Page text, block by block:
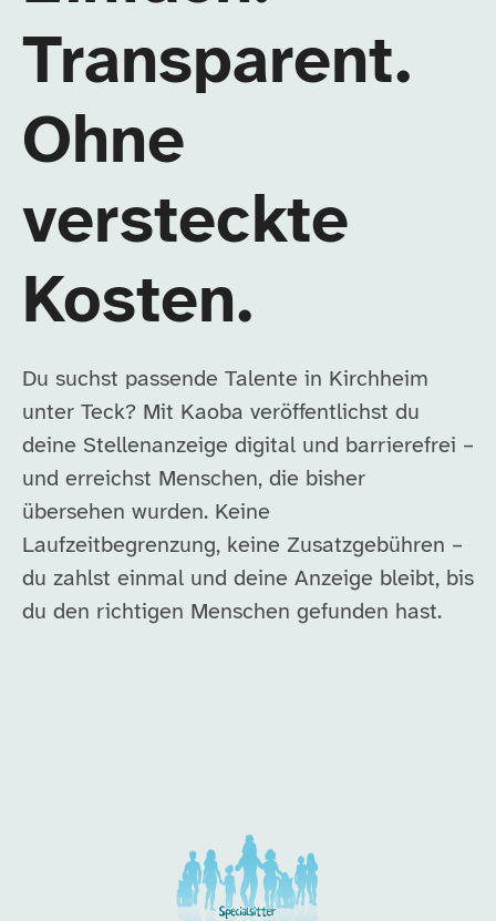
Transparent.
Ohne
versteckte
Kosten.
Du suchst passende Talente in Kirchheim
unter Teck? Mit Kaoba veröffentlichst du
deine Stellenanzeige digital und barrierefrei –
und erreichst Menschen, die bisher
übersehen wurden. Keine
Laufzeitbegrenzung, keine Zusatzgebühren –
du zahlst einmal und deine Anzeige bleibt, bis
du den richtigen Menschen gefunden hast.
Unsere Arbeitgeber in